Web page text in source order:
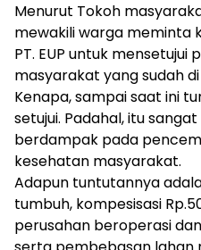
Menurut Tokoh
mewakili warga meminta
PT. EUP untuk
masyarakat yang sudah
Kenapa, sampai saat ini
setujui. Padahal, itu
berdampak pada
kesehatan masyarakat.
Adapun tuntutannya
tumbuh, kompesisasi
perusahan beroperasi